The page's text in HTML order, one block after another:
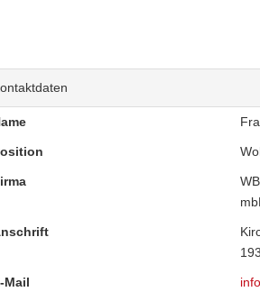
Mail